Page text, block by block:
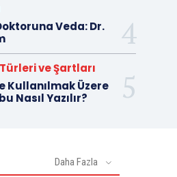
Veda: Dr.
ve Şartları
Kullanılmak Üzere
Nasıl Yazılır?
Daha Fazla